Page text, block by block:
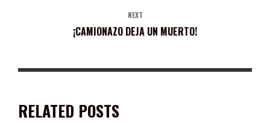
NEXT
¡CAMIONAZO DEJA UN MUERTO!
RELATED POSTS